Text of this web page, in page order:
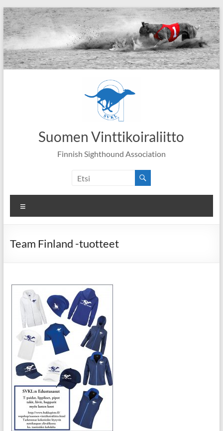
Skip
to
content
Suomen Vinttikoiraliitto
Finnish Sighthound Association
Team Finland -tuotteet